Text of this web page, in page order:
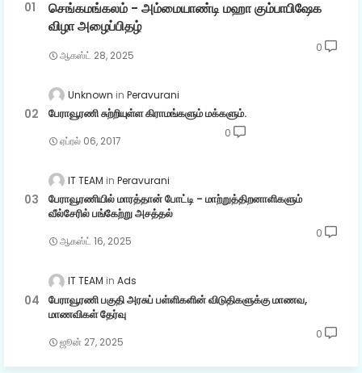
செங்கமங்கலம் - அம்மையாண்டி மஹா கும்பாபிஷேக
விழா அழைப்பிதழ்
ஆகஸ்ட் 28, 2025
0
Unknown Peravurani
பேராவூரணி சுற்றியுள்ள கிராமங்களும் மக்களும்.
ஏப்ரல் 06, 2017
0
IT TEAM Peravurani
பேராவூரணியில் மாரத்தான் போட்டி - மாற்றுத்திறனாளிகளும்
வீல்சேரில் பங்கேற்று அசத்தல்
ஆகஸ்ட் 16, 2025
0
IT TEAM Ads
பேராவூரணி பகுதி அரசுப் பள்ளிகளின் விடுதிகளுக்கு மாணவ,
மாணவிகள் தேர்வு
ஜூன் 27, 2025
0